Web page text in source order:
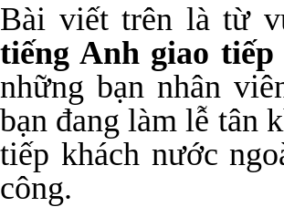
Bài viết trên là từ
tiếng Anh giao
những bạn nhân
bạn đang làm lễ tân
tiếp khách nước
công.